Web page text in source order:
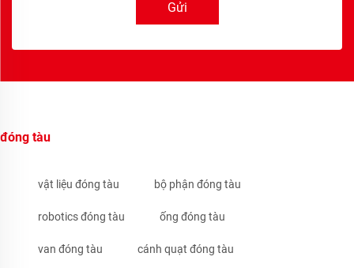
Gửi
đóng tàu
vật liệu đóng tàu bộ phận đóng tàu
robotics đóng tàu ống đóng tàu
van đóng tàu cánh quạt đóng tàu